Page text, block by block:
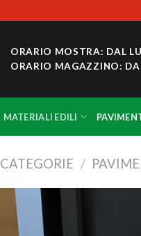
ORARIO MOSTRA: DAL
ORARIO MAGAZZINO:
MATERIALI EDILI
CATEGORIE /